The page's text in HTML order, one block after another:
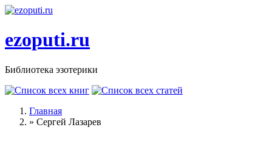
Перейти к основному содержанию
ezoputi.ru
Библиотека эзотерики
Вы здесь
Главная
» Сергей Лазарев